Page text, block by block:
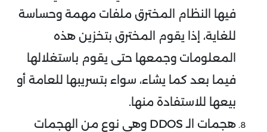
فيها النظام المخترق ملفات مهمة وحساسة
للغاية، إذا يقوم المخترق بتخزين هذه
المعلومات وجمعها حتى يقوم باستغلالها
فيما بعد كما يشاء، سواء بتسريبها للعامة أو
بيعها للاستفادة منها.
هجمات الـ DDOS وهي نوع من الهجمات